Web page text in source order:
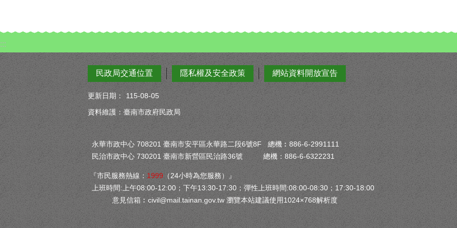
:::
民政局交通位置 隱私權及安全政策 網站資料開放宣告
更新日期：
115-08-05
資料維護：臺南市政府民政局
永華市政中心 708201 臺南市安平區永華路二段6號8F 總機︰886-6-2991111
民治市政中心 730201 臺南市新營區民治路36號 總機：886-6-6322231
『市民服務熱線： 1999 （24小時為您服務）』
上班時間:上午08:00-12:00；下午13:30-17:30；彈性上班時間:08:00-08:30；17:30-18:00
意見信箱︰ civil@mail.tainan.gov.tw 瀏覽本站建議使用1024×768解析度